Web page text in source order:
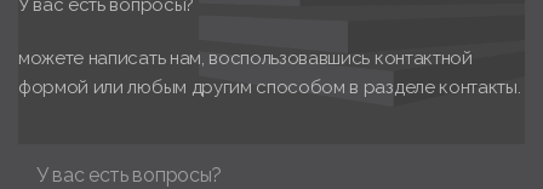
У вас есть вопросы?
можете написать нам, воспользовавшись контактной
формой или любым другим способом в разделе контакты.
У вас есть вопросы?